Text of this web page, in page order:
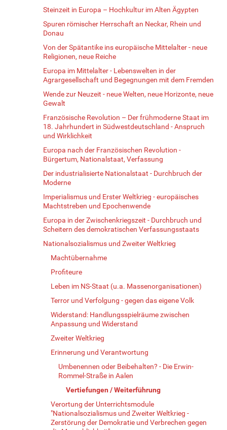
Steinzeit in Europa – Hochkultur im Alten Ägypten
Spuren römischer Herrschaft an Neckar, Rhein und
Donau
Von der Spätantike ins europäische Mittelalter - neue
Religionen, neue Reiche
Europa im Mittelalter - Lebenswelten in der
Agrargesellschaft und Begegnungen mit dem Fremden
Wende zur Neuzeit - neue Welten, neue Horizonte, neue
Gewalt
Französische Revolution – Der frühmoderne Staat im
18. Jahrhundert in Südwestdeutschland - Anspruch
und Wirklichkeit
Europa nach der Französischen Revolution -
Bürgertum, Nationalstaat, Verfassung
Der industrialisierte Nationalstaat - Durchbruch der
Moderne
Imperialismus und Erster Weltkrieg - europäisches
Machtstreben und Epochenwende
Europa in der Zwischenkriegszeit - Durchbruch und
Scheitern des demokratischen Verfassungsstaats
Nationalsozialismus und Zweiter Weltkrieg
Machtübernahme
Profiteure
Leben im NS-Staat (u.a. Massenorganisationen)
Terror und Verfolgung - gegen das eigene Volk
Widerstand: Handlungsspielräume zwischen
Anpassung und Widerstand
Zweiter Weltkrieg
Erinnerung und Verantwortung
Umbenennen oder Beibehalten? - Die Erwin-
Rommel-Straße in Aalen
Vertiefungen / Weiterführung
Verortung der Unterrichtsmodule
"Nationalsozialismus und Zweiter Weltkrieg -
Zerstörung der Demokratie und Verbrechen gegen